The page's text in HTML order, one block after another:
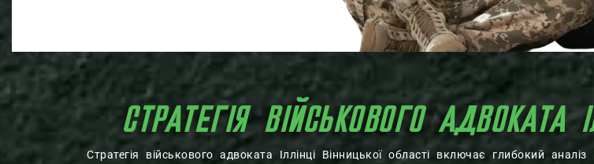
СТРАТЕГІЯ ВІЙСЬКОВОГО АДВОКАТА
Стратегія військового адвоката Іллінці Вінницької області включає глибокий